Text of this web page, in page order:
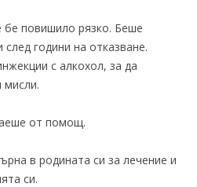
бе повишило рязко. Беше
години на отказване.
с алкохол, за да
мисли.
от помощ.
в родината си за лечение и
си.